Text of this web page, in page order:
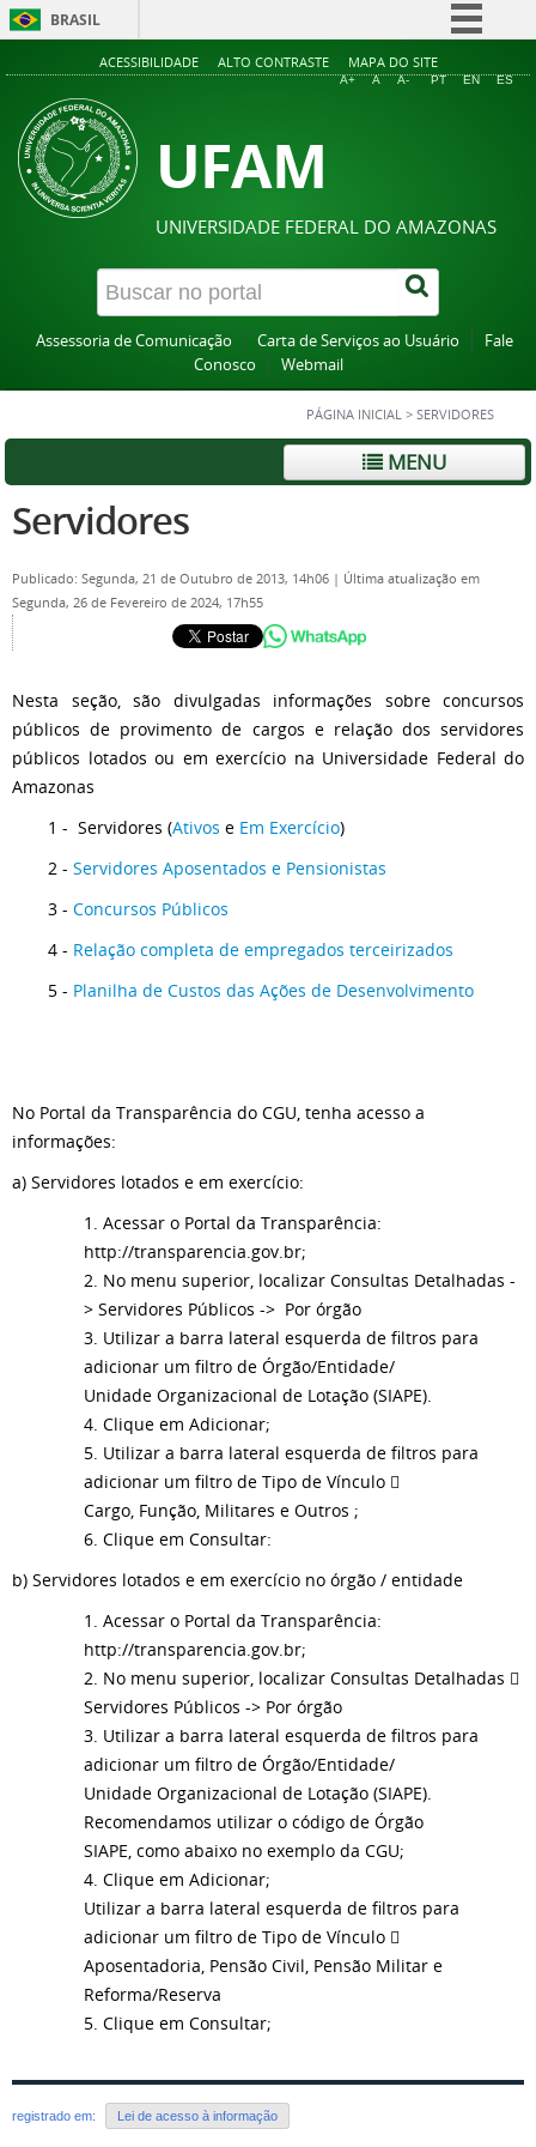
BRASIL
Simplifique!
Acesso à informação
ACESSIBILIDADE ALTO CONTRASTE MAPA DO SITE
A+ A A- PT EN ES
UFAM
UNIVERSIDADE FEDERAL DO AMAZONAS
Assessoria de Comunicação Carta de Serviços ao Usuário
Fale
Conosco
Webmail
PÁGINA INICIAL > SERVIDORES
MENU
Servidores
Publicado: Segunda, 21 de Outubro de 2013, 14h06 | Última atualização em
Segunda, 26 de Fevereiro de 2024, 17h55
Nesta seção, são divulgadas informações sobre concursos
públicos de provimento de cargos e relação dos servidores
públicos lotados ou em exercício na Universidade Federal do
Amazonas
1 - Servidores (Ativos e Em Exercício)
2 - Servidores Aposentados e Pensionistas
3 - Concursos Públicos
4 - Relação completa de empregados terceirizados
5 - Planilha de Custos das Ações de Desenvolvimento
No Portal da Transparência do CGU, tenha acesso a
informações:
a) Servidores lotados e em exercício:
1. Acessar o Portal da Transparência:
http://transparencia.gov.br;
2. No menu superior, localizar Consultas Detalhadas -
> Servidores Públicos -> Por órgão
3. Utilizar a barra lateral esquerda de filtros para
adicionar um filtro de Órgão/Entidade/
Unidade Organizacional de Lotação (SIAPE).
4. Clique em Adicionar;
5. Utilizar a barra lateral esquerda de filtros para
adicionar um filtro de Tipo de Vínculo 
Cargo, Função, Militares e Outros ;
6. Clique em Consultar:
b) Servidores lotados e em exercício no órgão / entidade
1. Acessar o Portal da Transparência:
http://transparencia.gov.br;
2. No menu superior, localizar Consultas Detalhadas 
Servidores Públicos -> Por órgão
3. Utilizar a barra lateral esquerda de filtros para
adicionar um filtro de Órgão/Entidade/
Unidade Organizacional de Lotação (SIAPE).
Recomendamos utilizar o código de Órgão
SIAPE, como abaixo no exemplo da CGU;
4. Clique em Adicionar;
Utilizar a barra lateral esquerda de filtros para
adicionar um filtro de Tipo de Vínculo 
Aposentadoria, Pensão Civil, Pensão Militar e
Reforma/Reserva
5. Clique em Consultar;
registrado em: Lei de acesso à informação